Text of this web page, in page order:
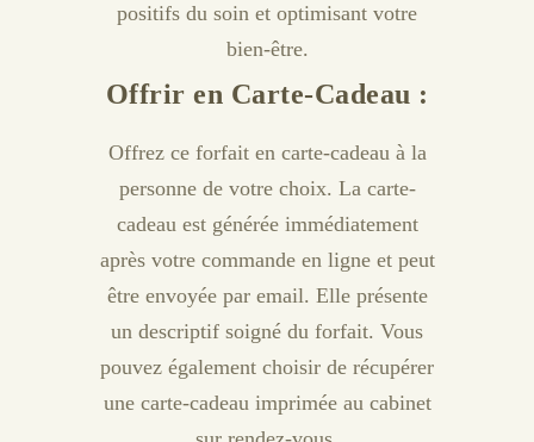
positifs du soin et optimisant votre
bien-être.
Offrir en Carte-Cadeau :
Offrez ce forfait en carte-cadeau à la
personne de votre choix. La carte-
cadeau est générée immédiatement
après votre commande en ligne et peut
être envoyée par email. Elle présente
un descriptif soigné du forfait. Vous
pouvez également choisir de récupérer
une carte-cadeau imprimée au cabinet